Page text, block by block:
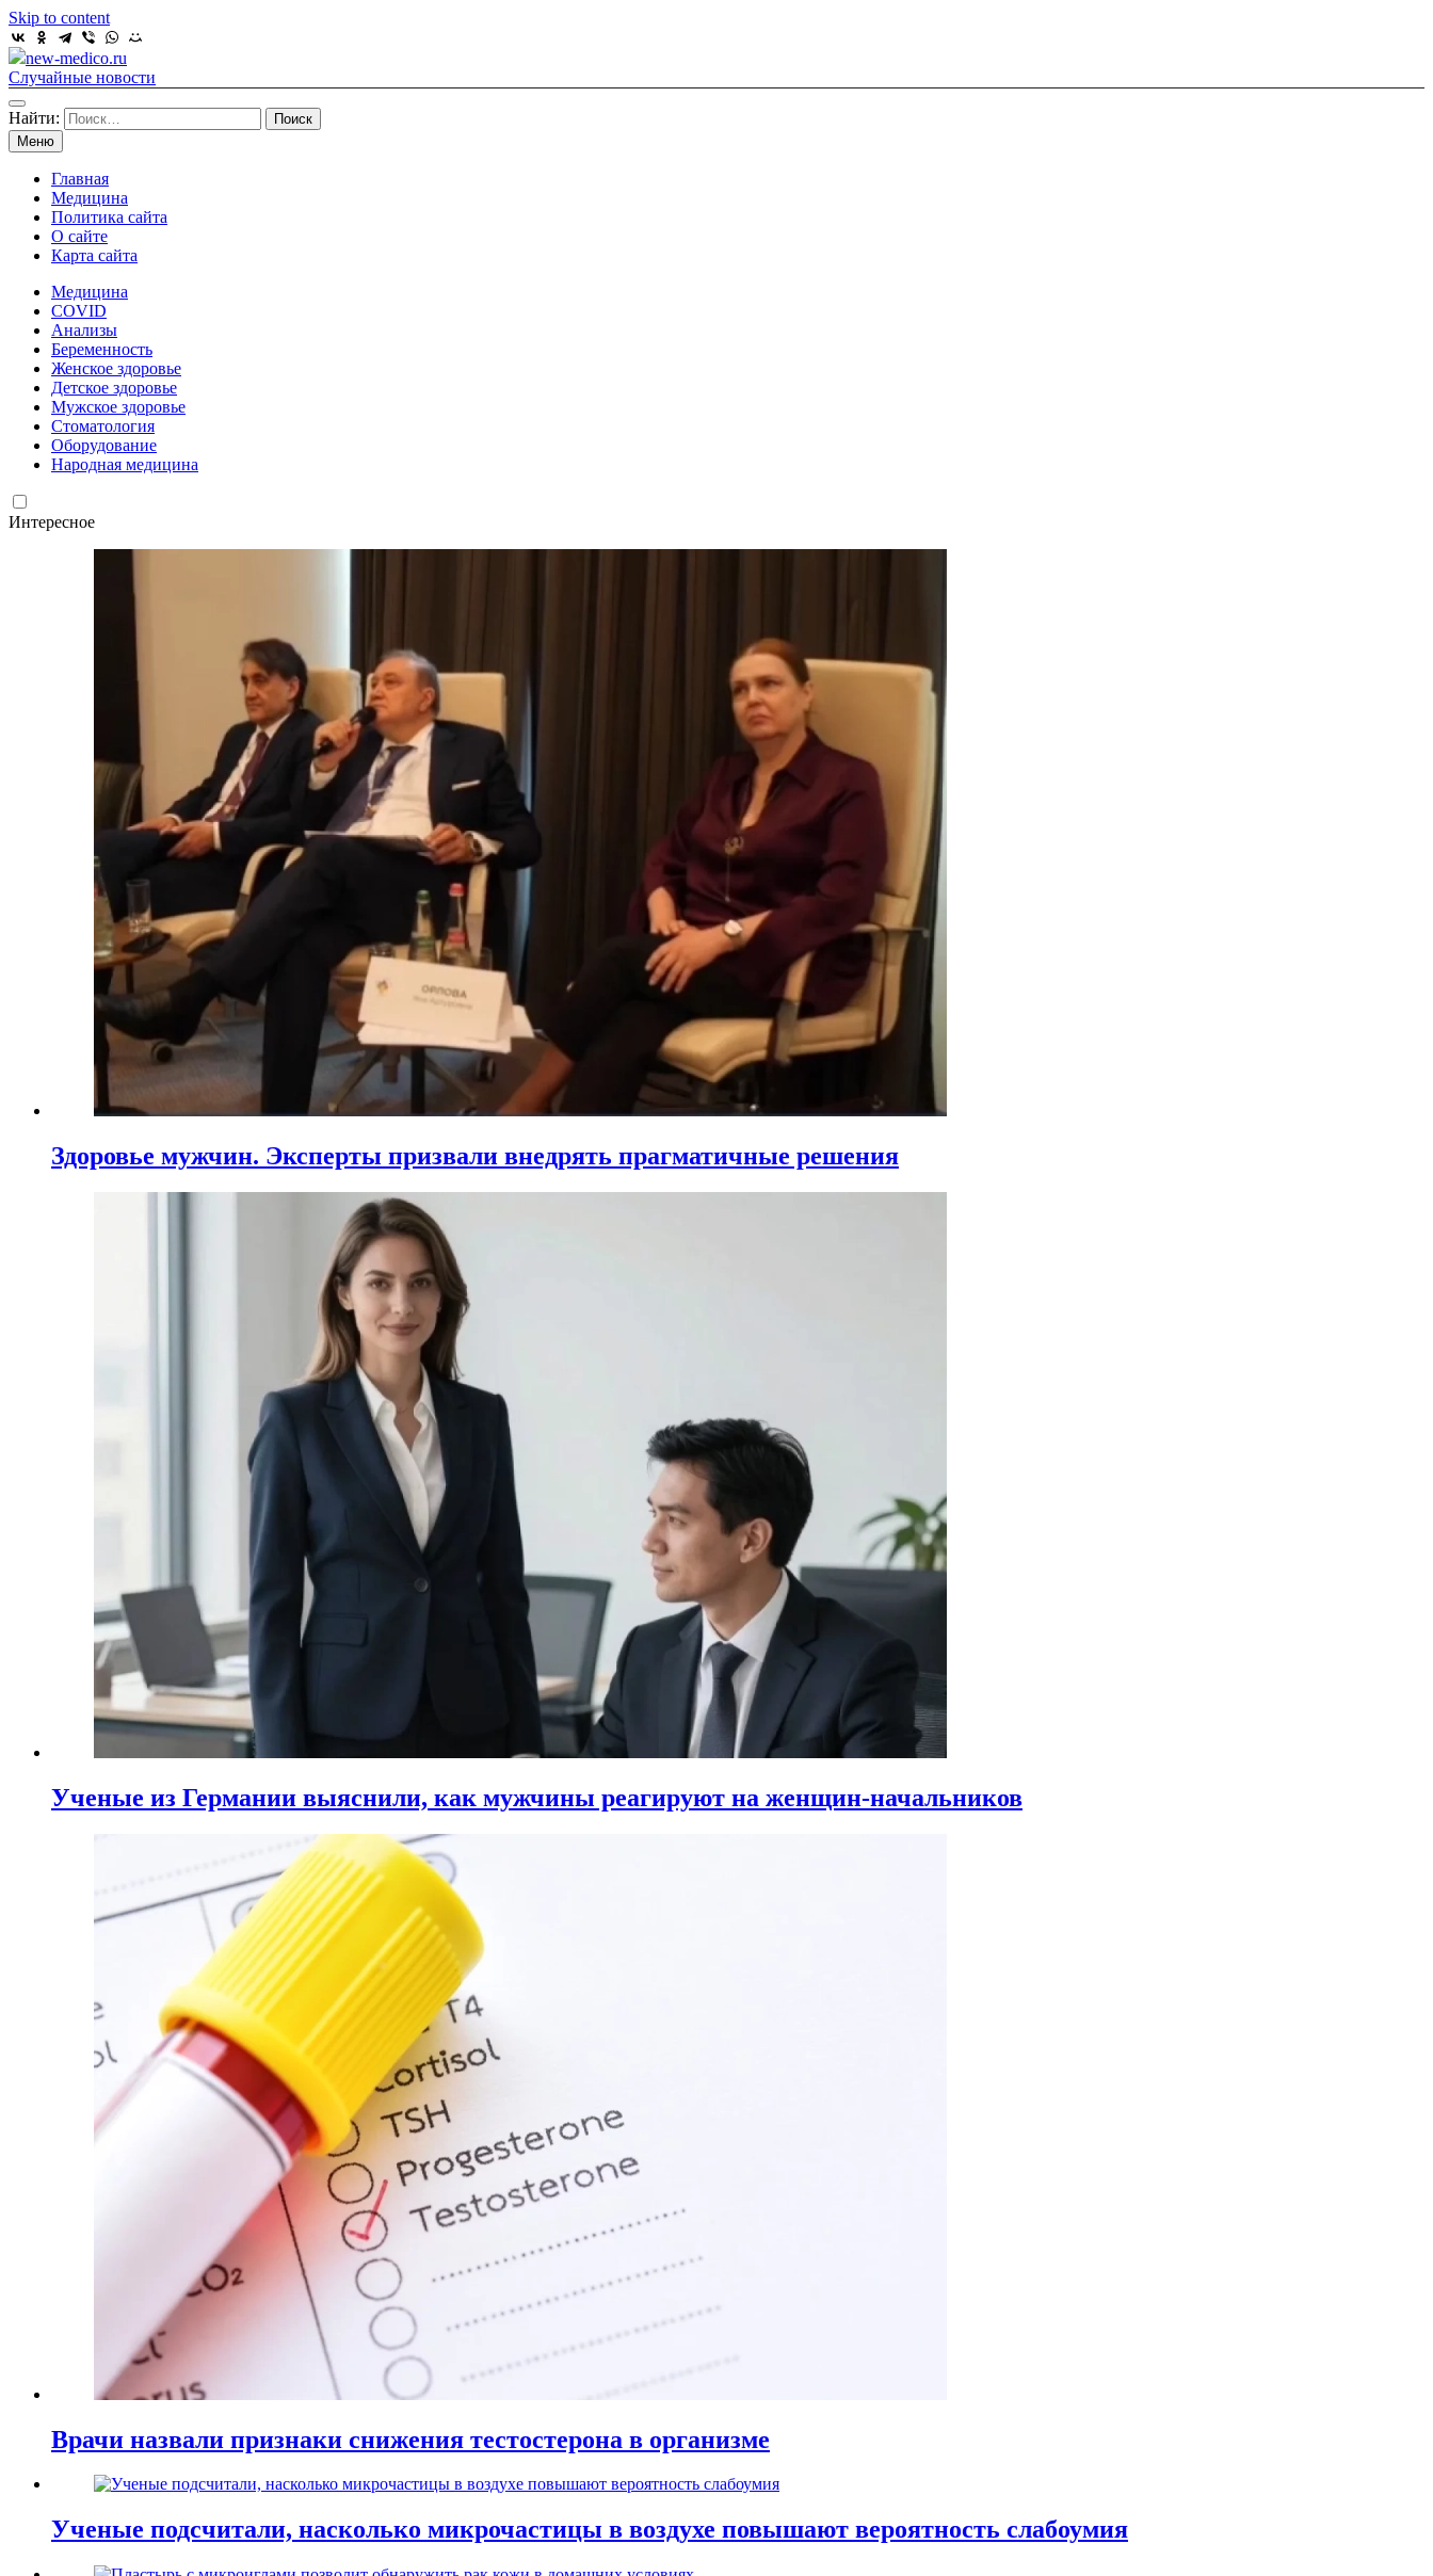
Skip to content
new-medico.ru
Случайные новости
Найти:
Меню
Главная
Медицина
Политика сайта
О сайте
Карта сайта
Медицина
COVID
Анализы
Беременность
Женское здоровье
Детское здоровье
Мужское здоровье
Стоматология
Оборудование
Народная медицина
Интересное
Здоровье мужчин. Эксперты призвали внедрять прагматичные решения
Ученые из Германии выяснили, как мужчины реагируют на женщин-начальников
Врачи назвали признаки снижения тестостерона в организме
Ученые подсчитали, насколько микрочастицы в воздухе повышают вероятность слабоумия